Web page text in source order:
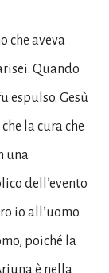
che aveva
Quando
espulso. Gesù
la cura che
una
dell’evento
io all’uomo.
poiché la
è nella